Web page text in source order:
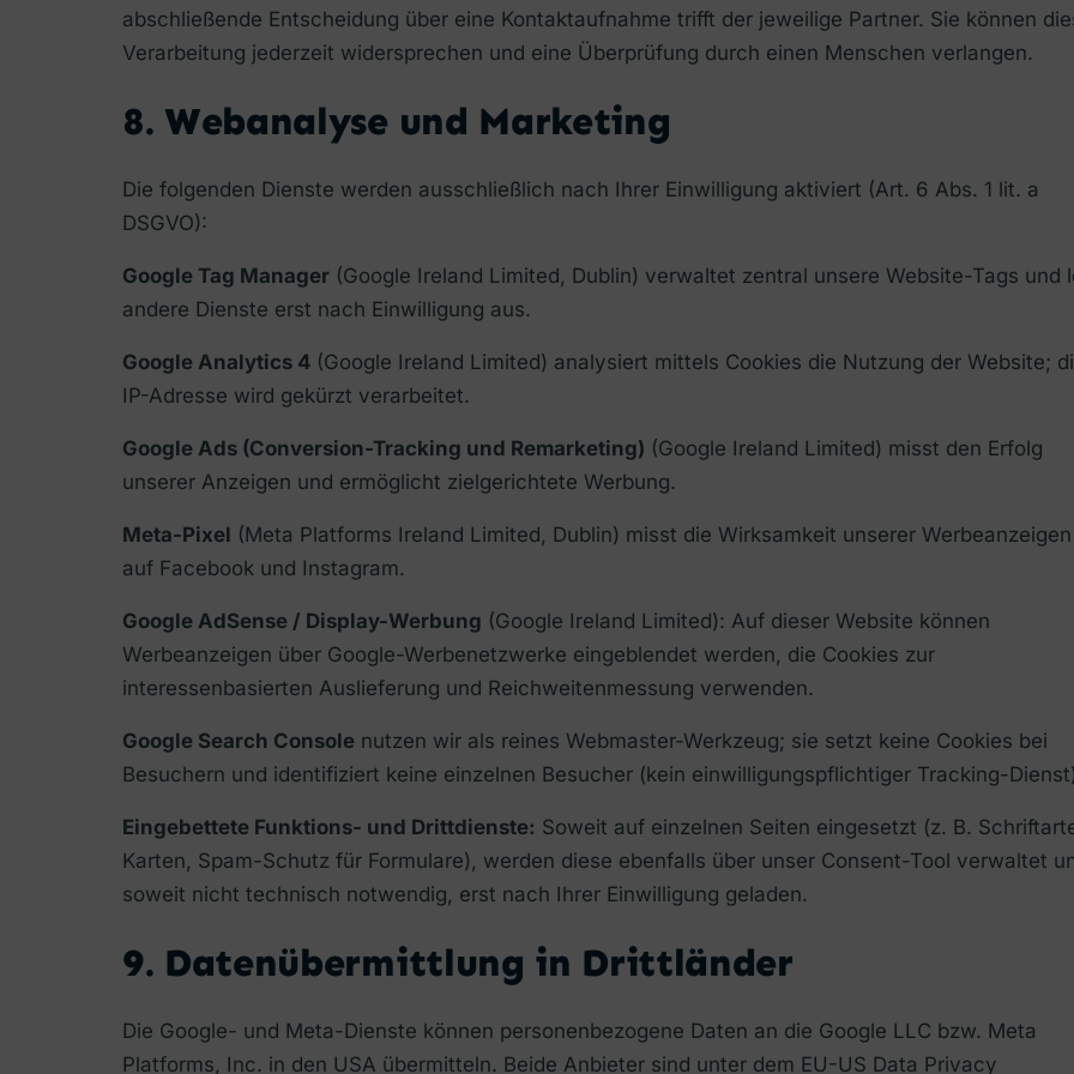
abschließende Entscheidung über eine Kontaktaufnahme trifft der jeweilige Partner. Sie können
Verarbeitung jederzeit widersprechen und eine Überprüfung durch einen Menschen verlangen.
8. Webanalyse und Marketing
Die folgenden Dienste werden ausschließlich nach Ihrer Einwilligung aktiviert (Art. 6 Abs. 1 lit. a
DSGVO):
Google Tag Manager (Google Ireland Limited, Dublin) verwaltet zentral unsere Website-Tags und
andere Dienste erst nach Einwilligung aus.
Google Analytics 4 (Google Ireland Limited) analysiert mittels Cookies die Nutzung der Website;
IP-Adresse wird gekürzt verarbeitet.
Google Ads (Conversion-Tracking und Remarketing) (Google Ireland Limited) misst den Erfolg
unserer Anzeigen und ermöglicht zielgerichtete Werbung.
Meta-Pixel (Meta Platforms Ireland Limited, Dublin) misst die Wirksamkeit unserer Werbeanzeigen
auf Facebook und Instagram.
Google AdSense / Display-Werbung (Google Ireland Limited): Auf dieser Website können
Werbeanzeigen über Google-Werbenetzwerke eingeblendet werden, die Cookies zur
interessenbasierten Auslieferung und Reichweitenmessung verwenden.
Google Search Console nutzen wir als reines Webmaster-Werkzeug; sie setzt keine Cookies bei
Besuchern und identifiziert keine einzelnen Besucher (kein einwilligungspflichtiger Tracking-
Eingebettete Funktions- und Drittdienste: Soweit auf einzelnen Seiten eingesetzt (z. B.
Karten, Spam-Schutz für Formulare), werden diese ebenfalls über unser Consent-Tool verwaltet
soweit nicht technisch notwendig, erst nach Ihrer Einwilligung geladen.
9. Datenübermittlung in Drittländer
Die Google- und Meta-Dienste können personenbezogene Daten an die Google LLC bzw. Meta
Platforms, Inc. in den USA übermitteln. Beide Anbieter sind unter dem EU-US Data Privacy